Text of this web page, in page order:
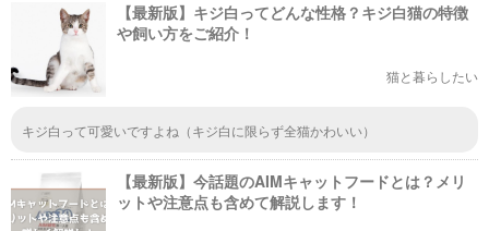
【最新版】キジ白ってどんな性格？キジ白猫の特徴
や飼い方をご紹介！
猫と暮らしたい
キジ白って可愛いですよね（キジ白に限らず全猫かわいい）
【最新版】今話題のAIMキャットフードとは？メリ
ットや注意点も含めて解説します！